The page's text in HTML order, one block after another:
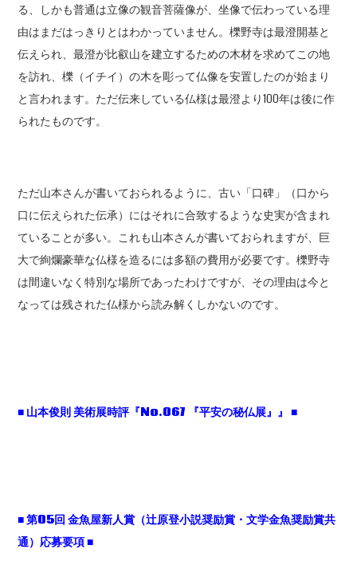
る、しかも普通は立像の観音菩薩像が、坐像で伝わっている理
由はまだはっきりとはわかっていません。櫟野寺は最澄開基と
伝えられ、最澄が比叡山を建立するための木材を求めてこの地
を訪れ、櫟（イチイ）の木を彫って仏像を安置したのが始まり
と言われます。ただ伝来している仏様は最澄より100年は後に作
られたものです。
ただ山本さんが書いておられるように、古い「口碑」（口から
口に伝えられた伝承）にはそれに合致するような史実が含まれ
ていることが多い。これも山本さんが書いておられますが、巨
大で絢爛豪華な仏様を造るには多額の費用が必要です。櫟野寺
は間違いなく特別な場所であったわけですが、その理由は今と
なっては残された仏様から読み解くしかないのです。
■ 山本俊則美術展時評『No.067 『平安の秘仏展』』 ■
■第05回金魚屋新人賞（辻原登小説奨励賞・文学金魚奨励賞共
通）応募要項■